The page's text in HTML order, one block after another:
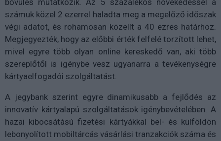
bővülés mutatkozik. Az 5 százalékos növekedéssel a
számuk közel 2 ezerrel haladta meg a megelőző időszak
végi adatot, és rohamosan közelít a 40 ezres határhoz.
Megjegyezték, hogy az előbbi érték felfelé torzított lehet,
mivel egyre több olyan online kereskedő van, aki több
szereplőtől is igénybe vesz ugyanarra a tevékenységre
kártyaelfogadói szolgáltatást.
A jegybank szerint egyre dinamikusabb a fejlődés az
innovatív kártyalapú szolgáltatások igénybevételében. A
hazai kibocsátású fizetési kártyákkal bel- és külföldön
lebonyolított mobiltárcás vásárlási tranzakciók száma és